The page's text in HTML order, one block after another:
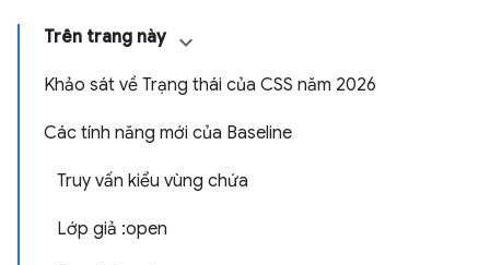
Trên trang này
Khảo sát về Trạng thái của CSS năm 2026
Các tính năng mới của Baseline
Truy vấn kiểu vùng chứa
Lớp giả :open